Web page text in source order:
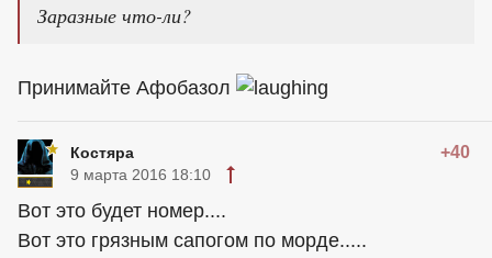
Заразные что-ли?
Принимайте Афобазол
Костяра +40
9 марта 2016 18:10
Вот это будет номер....
Вот это грязным сапогом по морде.....